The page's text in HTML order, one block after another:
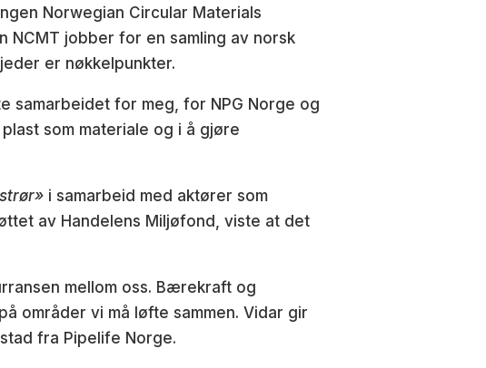
Norwegian Circular Materials
NCMT jobber for en samling av norsk
er nøkkelpunkter.
samarbeidet for meg, for NPG Norge og
som materiale og i å gjøre
i samarbeid med aktører som
av Handelens Miljøfond, viste at det
mellom oss. Bærekraft og
områder vi må løfte sammen. Vidar gir
fra Pipelife Norge.